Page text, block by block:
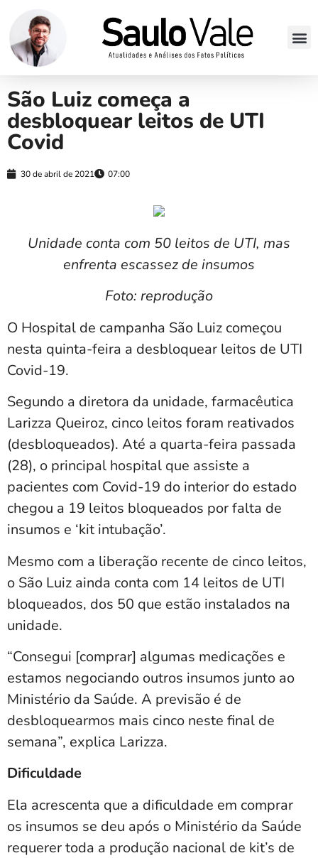
São Luiz começa a
desbloquear leitos de UTI
Covid
30 de abril de 2021 07:00
Unidade conta com 50 leitos de UTI, mas
enfrenta escassez de insumos
Foto: reprodução
O Hospital de campanha São Luiz começou
nesta quinta-feira a desbloquear leitos de UTI
Covid-19.
Segundo a diretora da unidade, farmacêutica
Larizza Queiroz, cinco leitos foram reativados
(desbloqueados). Até a quarta-feira passada
(28), o principal hospital que assiste a
pacientes com Covid-19 do interior do estado
chegou a 19 leitos bloqueados por falta de
insumos e ‘kit intubação’.
Mesmo com a liberação recente de cinco leitos,
o São Luiz ainda conta com 14 leitos de UTI
bloqueados, dos 50 que estão instalados na
unidade.
“Consegui [comprar] algumas medicações e
estamos negociando outros insumos junto ao
Ministério da Saúde. A previsão é de
desbloquearmos mais cinco neste final de
semana”, explica Larizza.
Dificuldade
Ela acrescenta que a dificuldade em comprar
os insumos se deu após o Ministério da Saúde
requerer toda a produção nacional de kit’s de